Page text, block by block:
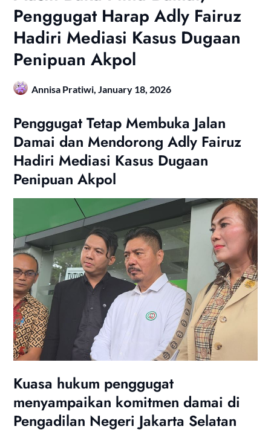
Penggugat Harap Adly Fairuz
Hadiri Mediasi Kasus Dugaan
Penipuan Akpol
Annisa Pratiwi, January 18, 2026
Penggugat Tetap Membuka Jalan
Damai dan Mendorong Adly Fairuz
Hadiri Mediasi Kasus Dugaan
Penipuan Akpol
Kuasa hukum penggugat
menyampaikan komitmen damai di
Pengadilan Negeri Jakarta Selatan